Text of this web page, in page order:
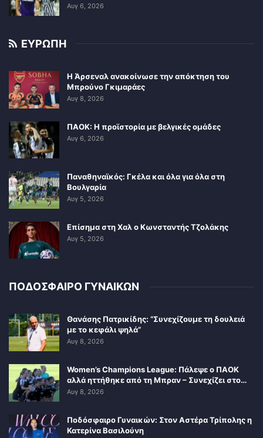
Αυγ 6, 2026
ΕΥΡΩΠΗ
Η Άρσεναλ ανακοίνωσε την απόκτηση του
Μπρούνο Γκιμαράες
Αυγ 8, 2026
ΠΑΟΚ: Η προϊστορία με βελγικές ομάδες
Αυγ 6, 2026
Παναθηναϊκός: Γκέλα και όλα για όλα στη
Βουλγαρία
Αυγ 5, 2026
Επίσημα στη Χαλ ο Κωνσταντής Τζολάκης
Αυγ 5, 2026
ΠΟΔΟΣΦΑΙΡΟ ΓΥΝΑΙΚΩΝ
Θανάσης Πατρικίδης: “Συνεχίζουμε τη δουλειά
με το κεφάλι ψηλά”
Αυγ 8, 2026
Women’s Champions League: Πάλεψε ο ΠΑΟΚ
αλλά ηττήθηκε από τη Μπραν – Συνεχίζει στο…
Αυγ 8, 2026
Ποδόσφαιρο Γυναικών: Στον Αστέρα Τρίπολης η
Κατερίνα Βασιλούνη